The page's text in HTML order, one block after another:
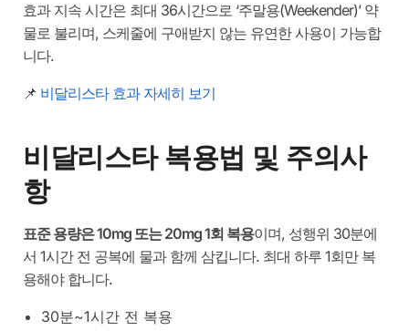
효과 지속 시간은 최대 36시간으로 ‘주말용(Weekender)’ 약
물로 불리며, 스케줄에 구애받지 않는 유연한 사용이 가능합
니다.
📌 비달리스타 효과 자세히 보기
비달리스타 복용법 및 주의사
항
표준 용량은 10mg 또는 20mg 1회 복용이며, 성행위 30분에
서 1시간 전 공복에 물과 함께 삼킵니다. 최대 하루 1회만 복
용해야 합니다.
30분~1시간 전 복용